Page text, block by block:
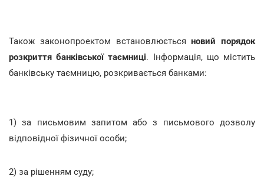
Також законопроектом встановлюється новий порядок
розкриття банківської таємниці. Інформація, що містить
банківську таємницю, розкривається банками:
1) за письмовим запитом або з письмового дозволу
відповідної фізичної особи;
2) за рішенням суду;